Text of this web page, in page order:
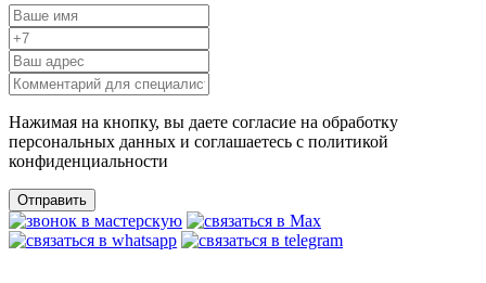
Нажимая на кнопку, вы даете согласие на обработку
персональных данных и соглашаетесь c политикой
конфиденциальности
Отправить